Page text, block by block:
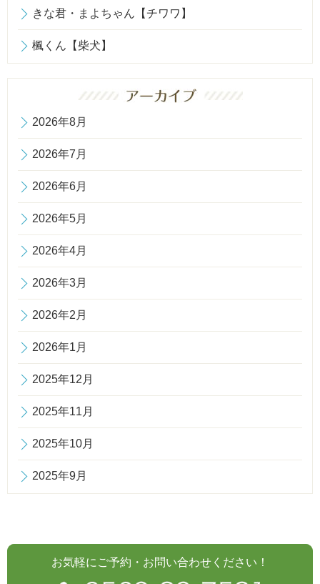
きな君・まよちゃん【チワワ】
楓くん【柴犬】
2026年8月
2026年7月
2026年6月
2026年5月
2026年4月
2026年3月
2026年2月
2026年1月
2025年12月
2025年11月
2025年10月
2025年9月
お気軽にご予約・お問い合わせください！